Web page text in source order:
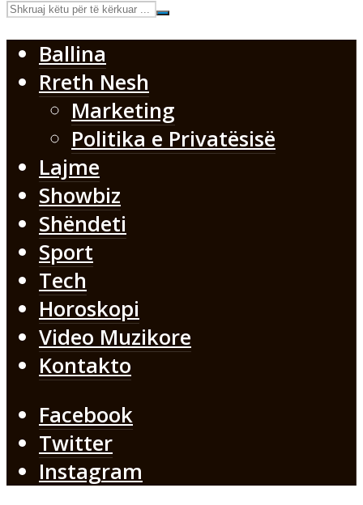
Ballina
Rreth Nesh
Marketing
Politika e Privatësisë
Lajme
Showbiz
Shëndeti
Sport
Tech
Horoskopi
Video Muzikore
Kontakto
Facebook
Twitter
Instagram